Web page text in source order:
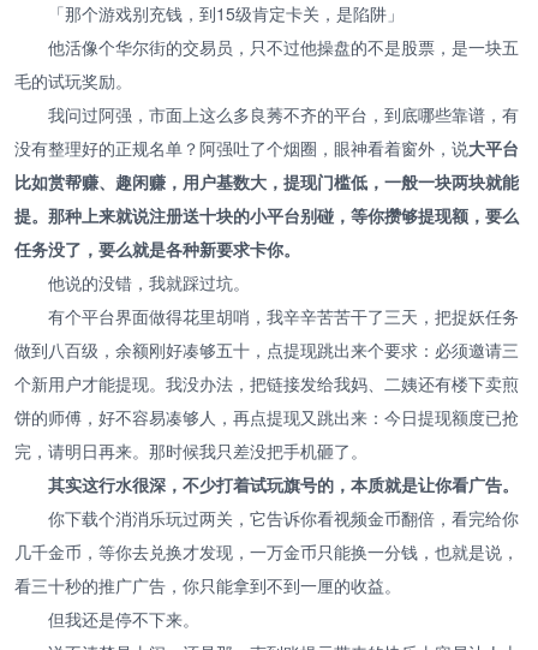
「那个游戏别充钱，到15级肯定卡关，是陷阱」
他活像个华尔街的交易员，只不过他操盘的不是股票，是一块五
毛的试玩奖励。
我问过阿强，市面上这么多良莠不齐的平台，到底哪些靠谱，有
没有整理好的正规名单？阿强吐了个烟圈，眼神看着窗外，说大平台
比如赏帮赚、趣闲赚，用户基数大，提现门槛低，一般一块两块就能
提。那种上来就说注册送十块的小平台别碰，等你攒够提现额，要么
任务没了，要么就是各种新要求卡你。
他说的没错，我就踩过坑。
有个平台界面做得花里胡哨，我辛辛苦苦干了三天，把捉妖任务
做到八百级，余额刚好凑够五十，点提现跳出来个要求：必须邀请三
个新用户才能提现。我没办法，把链接发给我妈、二姨还有楼下卖煎
饼的师傅，好不容易凑够人，再点提现又跳出来：今日提现额度已抢
完，请明日再来。那时候我只差没把手机砸了。
其实这行水很深，不少打着试玩旗号的，本质就是让你看广告。
你下载个消消乐玩过两关，它告诉你看视频金币翻倍，看完给你
几千金币，等你去兑换才发现，一万金币只能换一分钱，也就是说，
看三十秒的推广广告，你只能拿到不到一厘的收益。
但我还是停不下来。